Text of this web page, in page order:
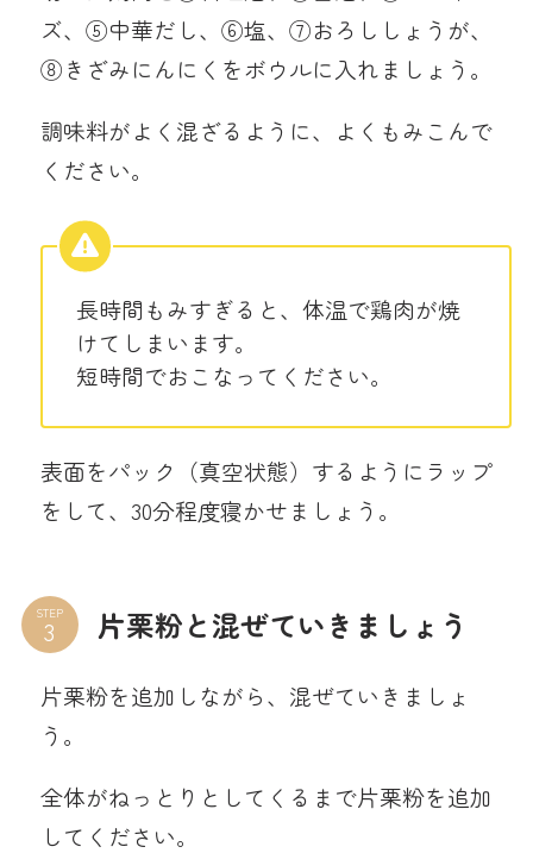
ズ、⑤中華だし、⑥塩、⑦おろししょうが、
⑧きざみにんにくをボウルに入れましょう。
調味料がよく混ざるように、よくもみこんで
ください。
長時間もみすぎると、体温で鶏肉が焼
けてしまいます。
短時間でおこなってください。
表面をパック（真空状態）するようにラップ
をして、30分程度寝かせましょう。
STEP 片栗粉と混ぜていきましょう
片栗粉を追加しながら、混ぜていきましょ
う。
全体がねっとりとしてくるまで片栗粉を追加
してください。